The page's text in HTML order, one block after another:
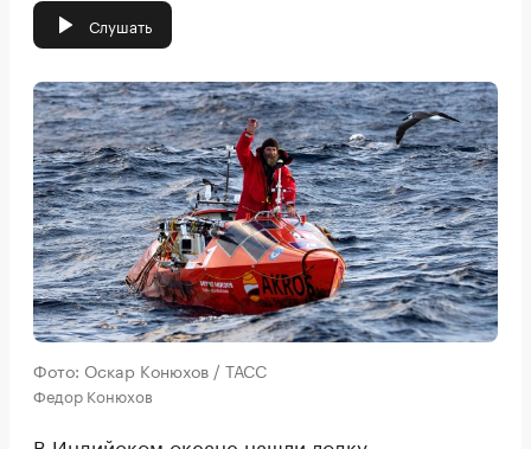
Слушать
Фото: Оскар Конюхов / ТАСС
Федор Конюхов